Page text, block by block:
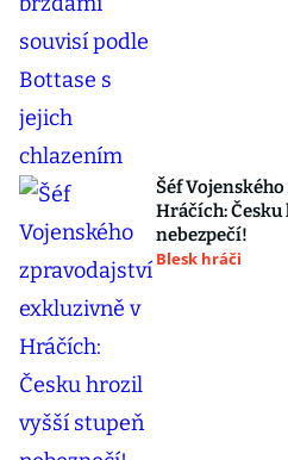
Šéf
Hráčích:
nebezpečí!
Blesk hráči